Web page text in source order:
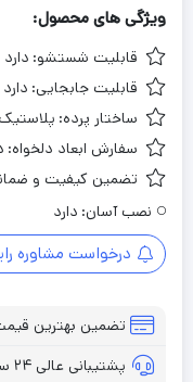
ویژگی های محصول:
قابلیت شستشو: دارد
قابلیت جابجایی: دارد
ساختار پرده:
سفارش ابعاد دلخواه:
تضمین کیفیت و
نصب آسان: دارد
درخواست مشاوره
تضمین بهترین قیمت
پشتیبانی عالی ۲۴ ساعته، ۷ روز هفته